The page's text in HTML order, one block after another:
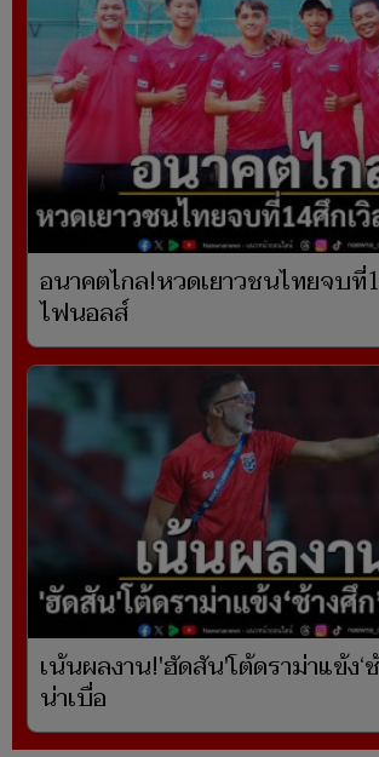
อนาคตไกล!หวดเยาวชนไทยจบที่
ไฟนอลส์
เน้นผลงาน!'ฮัดสัน'โต้ดราม่าแข้ง‘
น่าเบื่อ